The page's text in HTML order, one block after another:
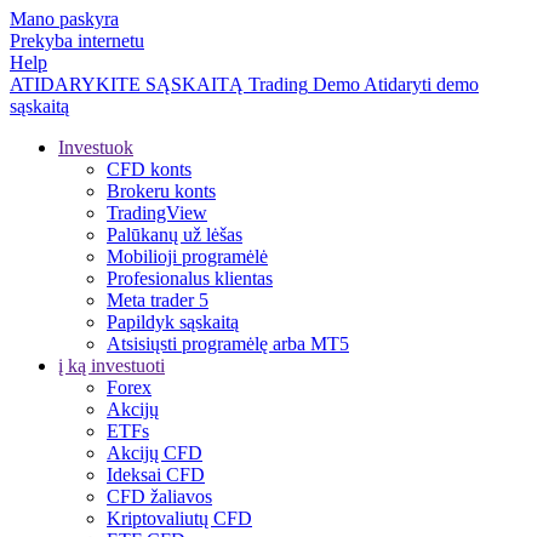
Mano paskyra
Prekyba internetu
Help
ATIDARYKITE SĄSKAITĄ Trading Demo Atidaryti demo
sąskaitą
Investuok
CFD konts
Brokeru konts
TradingView
Palūkanų už lėšas
Mobilioji programėlė
Profesionalus klientas
Meta trader 5
Papildyk sąskaitą
Atsisiųsti programėlę arba MT5
į ką investuoti
Forex
Akcijų
ETFs
Akcijų CFD
Ideksai CFD
CFD žaliavos
Kriptovaliutų CFD